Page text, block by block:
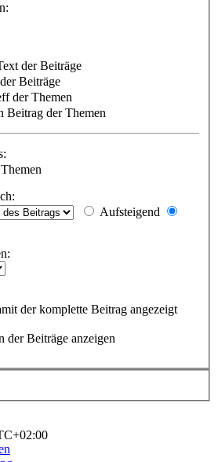
der Beiträge
Beiträge
der Themen
Beitrag der Themen
Themen
Aufsteigend
der komplette Beitrag angezeigt
der Beiträge anzeigen